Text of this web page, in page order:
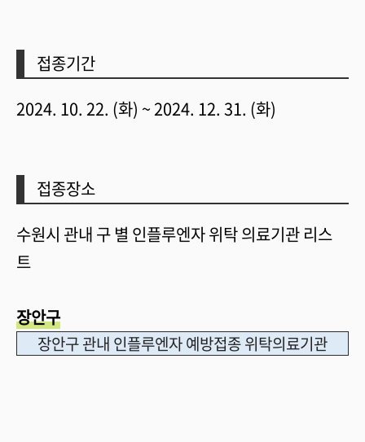
접종기간
2024. 10. 22. (화) ~ 2024. 12. 31. (화)
접종장소
수원시 관내 구 별 인플루엔자 위탁 의료기관 리스
트
장안구
장안구 관내 인플루엔자 예방접종 위탁의료기관